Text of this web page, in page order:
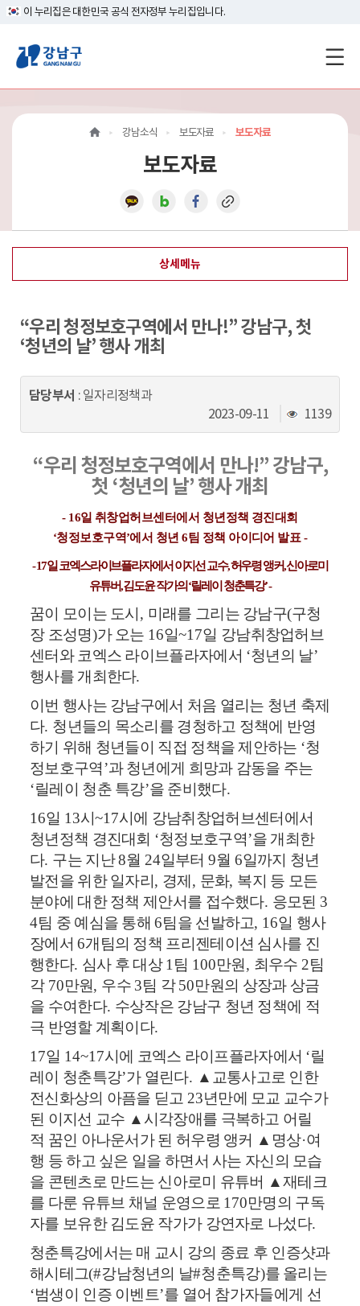
이 누리집은 대한민국 공식 전자정부 누리집입니다.
강
남
구
지
메
인
이
동
강남소식 보도자료 보도자료
보도자료
상세메뉴
“우리 청정보호구역에서 만나!” 강남구, 첫
‘청년의 날’ 행사 개최
담당부서 : 일자리정책과
2023-09-11
조
회
1139
“우리 청정보호구역에서 만나!”강남구,
첫 ‘청년의 날’행사 개최
- 16일 취창업허브센터에서 청년정책 경진대회
‘청정보호구역’에서 청년6팀 정책 아이디어 발표 -
- 17 일 코엑스라이브플라자에서 이지선 교수,허우령 앵커,신아로미
유튜버,김도윤 작가의‘릴레이 청춘특강’ -
꿈이 모이는 도시 , 미래를 그리는 강남구(구청
장 조성명)가 오는 16일~17일 강남취창업허브
센터와 코엑스 라이브플라자에서 ‘청년의 날’
행사를 개최한다.
이번 행사는 강남구에서 처음 열리는 청년 축제
다. 청년들의 목소리를 경청하고 정책에 반영
하기 위해 청년들이 직접 정책을 제안하는 ‘청
정보호구역’과 청년에게 희망과 감동을 주는
‘릴레이 청춘 특강’을 준비했다.
16일 13시 ~17시에 강남취창업허브센터에서
청년정책 경진대회 ‘청정보호구역’을 개최한
다. 구는 지난8월 24일부터 9월 6일까지 청년
발전을 위한 일자리 , 경제 , 문화, 복지 등 모든
분야에 대한 정책 제안서를 접수했다. 응모된 3
4팀 중 예심을 통해6팀을 선발하고, 16일 행사
장에서6개팀의 정책 프리젠테이션 심사를 진
행한다. 심사 후 대상1 팀 100만원 , 최우수 2팀
각 70만원, 우수 3팀 각50만원의 상장과 상금
을 수여한다. 수상작은 강남구 청년 정책에 적
극 반영할 계획이다.
17일 14~17시에 코엑스 라이프플라자에서 ‘릴
레이 청춘특강’가 열린다. ▲ 교통사고로 인한
전신화상의 아픔을 딛고 23년만에 모교 교수가
된 이지선 교수 ▲ 시각장애를 극복하고 어릴
적 꿈인 아나운서가 된 허우령 앵커 ▲ 명상·여
행 등 하고 싶은 일을 하면서 사는 자신의 모습
을 콘텐츠로 만드는 신아로미 유튜버 ▲재테크
를 다룬 유튜브 채널 운영으로 170만명의 구독
자를 보유한 김도윤 작가가 강연자로 나섰다.
청춘특강에서는 매 교시 강의 종료 후 인증샷과
해시테그(#강남청년의 날#청춘특강)를 올리는
‘범생이 인증 이벤트’를 열어 참가자들에게 선